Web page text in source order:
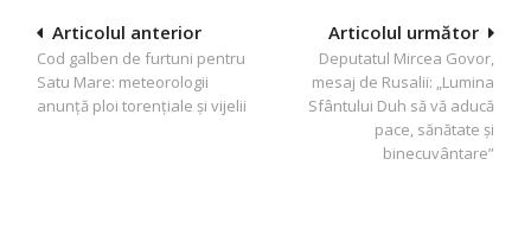
Navigare
în
articole
Articolul următor
Deputatul Mircea Govor,
mesaj de Rusalii: „Lumina
Sfântului Duh să vă aducă
pace, sănătate și
binecuvântare”
Articolul anterior
Cod galben de furtuni pentru
Satu Mare: meteorologii
anunță ploi torențiale și vijelii